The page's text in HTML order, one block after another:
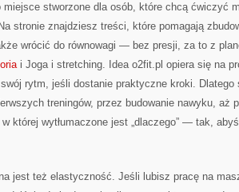
stworzone dla osób, które chcą ćwiczyć
stronie znajdziesz treści, które pomagają
wrócić do równowagi — bez presji, za to z
i Joga i stretching. Idea o2fit.pl opiera się na
rytm, jeśli dostanie praktyczne kroki. Dlatego
treningów, przez budowanie nawyku, aż
której wytłumaczone jest „dlaczego” — tak,
jest też elastyczność. Jeśli lubisz pracę na